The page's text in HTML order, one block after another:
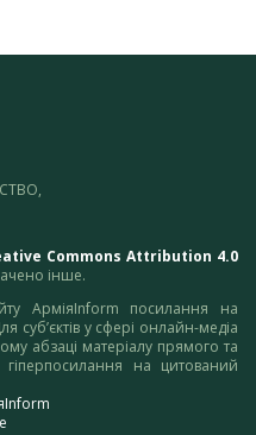
Commons Attribution 4.0
інше.
АрміяInform посилання на
суб’єктів у сфері онлайн-медіа
абзаці матеріалу прямого та
на цитований